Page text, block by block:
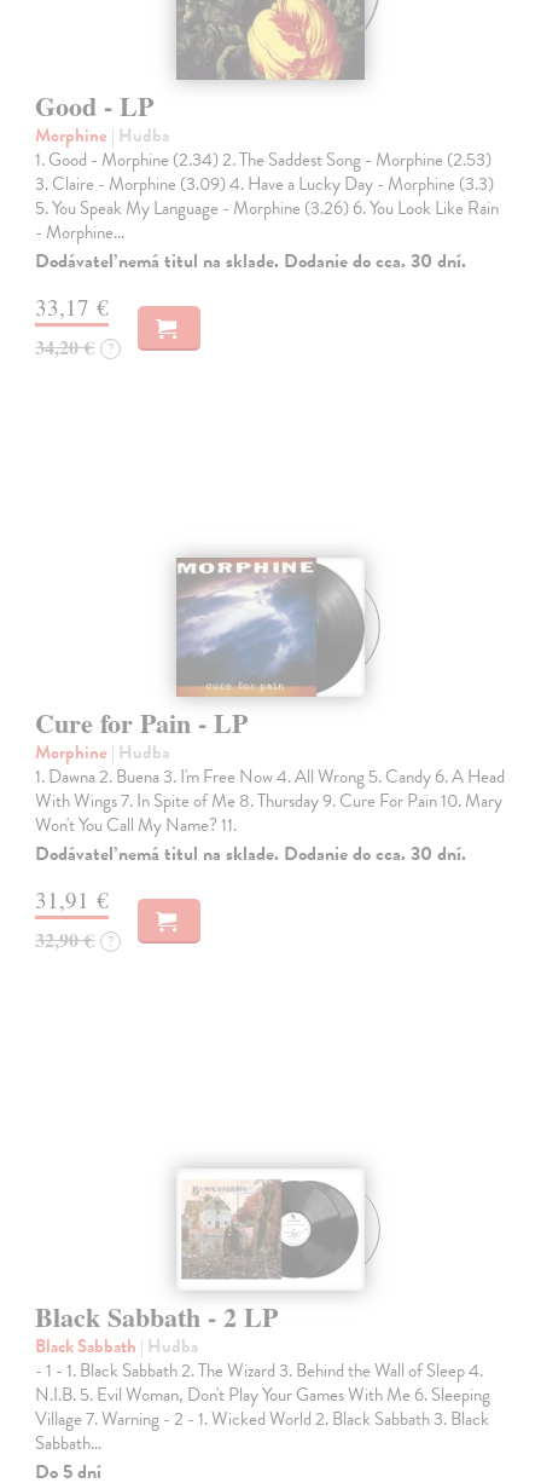
Good - LP
Morphine | Hudba
1. Good - Morphine (2.34) 2. The Saddest Song - Morphine (2.53)
3. Claire - Morphine (3.09) 4. Have a Lucky Day - Morphine (3.3)
5. You Speak My Language - Morphine (3.26) 6. You Look Like Rain
- Morphine…
Dodávateľ nemá titul na sklade. Dodanie do cca. 30 dní.
33,17 €
34,20 € ?
Cure for Pain - LP
Morphine | Hudba
1. Dawna 2. Buena 3. I'm Free Now 4. All Wrong 5. Candy 6. A Head
With Wings 7. In Spite of Me 8. Thursday 9. Cure For Pain 10. Mary
Won't You Call My Name? 11.
Dodávateľ nemá titul na sklade. Dodanie do cca. 30 dní.
31,91 €
32,90 € ?
Black Sabbath - 2 LP
Black Sabbath | Hudba
- 1 - 1. Black Sabbath 2. The Wizard 3. Behind the Wall of Sleep 4.
N.I.B. 5. Evil Woman, Don't Play Your Games With Me 6. Sleeping
Village 7. Warning - 2 - 1. Wicked World 2. Black Sabbath 3. Black
Sabbath…
Do 5 dní